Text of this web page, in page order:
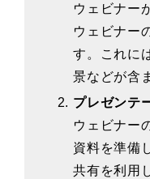
ウェビナー
ウェビナー
す。これに
景などが含
プレゼンテ
ウェビナー
資料を準備
共有を利用